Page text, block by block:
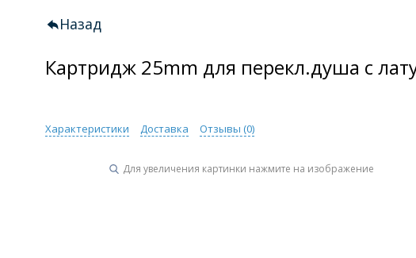
Назад
Картридж 25mm для перекл.душа с
Характеристики Доставка Отзывы (0)
Для увеличения картинки нажмите на изображение